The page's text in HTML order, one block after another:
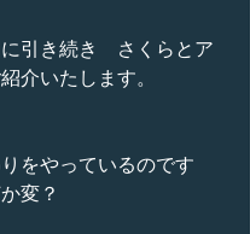
引き続き　さくらとア
介いたします。
をやっているのです
変？